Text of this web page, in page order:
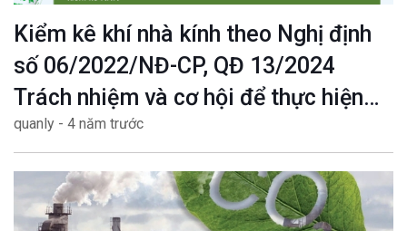
Kiểm kê khí nhà kính theo Nghị định
số 06/2022/NĐ-CP, QĐ 13/2024
Trách nhiệm và cơ hội để thực hiện
mục tiêu Net zero
quanly - 4 năm trước